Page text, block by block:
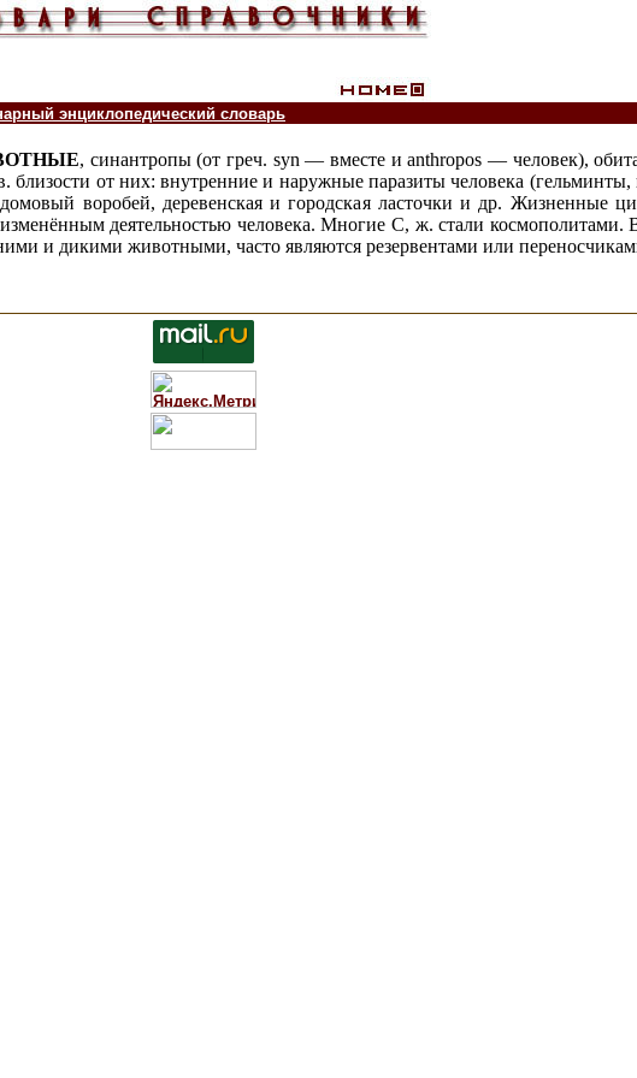
энциклопедический словарь
, синантропы (от греч. syn — вместе и anthropos — человек),
близости от них: внутренние и наружные паразиты человека
воробей, деревенская и городская ласточки и др. Жизненные
деятельностью человека. Многие С, ж. стали
и дикими животными, часто являются резервентами или